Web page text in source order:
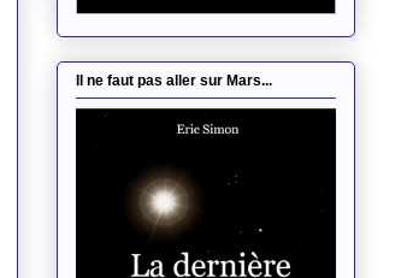
Il ne faut pas aller sur Mars...